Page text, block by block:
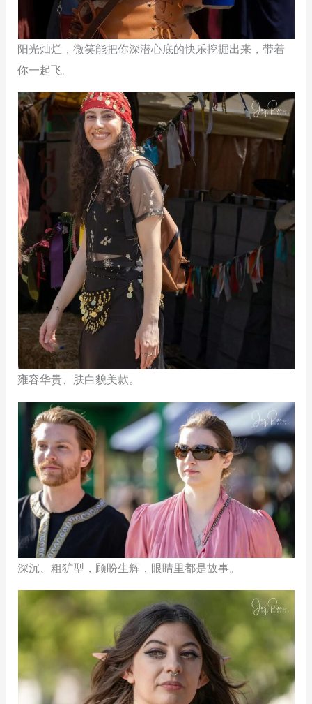
阳光灿烂，微笑能把你深潜心底的快乐挖掘出来，带着
你一起飞。
雍容华贵、肤白貌美款。
深沉、粗犷型，顾盼生辉，眼睛里都是故事。